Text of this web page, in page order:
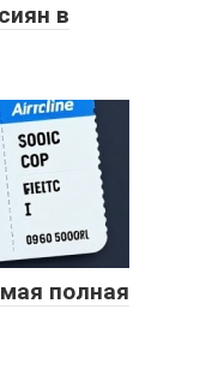
в
полная